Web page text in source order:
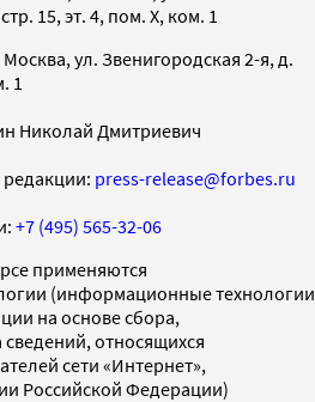
15, эт. 4, пом. X, ком. 1
ул. Звенигородская 2-я, д.
1
Николай Дмитриевич
press-release@forbes.ru
+7 (495) 565-32-06
применяются
(информационные технологии
на основе сбора,
относящихся
сети «Интернет»,
Российской Федерации)